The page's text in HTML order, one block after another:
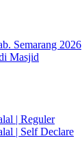
Semarang 2026
Masjid
| Reguler
| Self Declare